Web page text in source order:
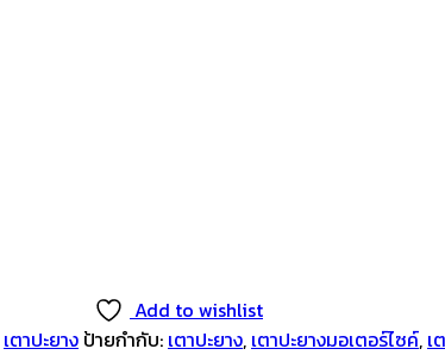
Add to wishlist
เตาปะยาง ป้ายกำกับ: เตาปะยาง, เตาปะยางมอเตอร์ไซค์, เ